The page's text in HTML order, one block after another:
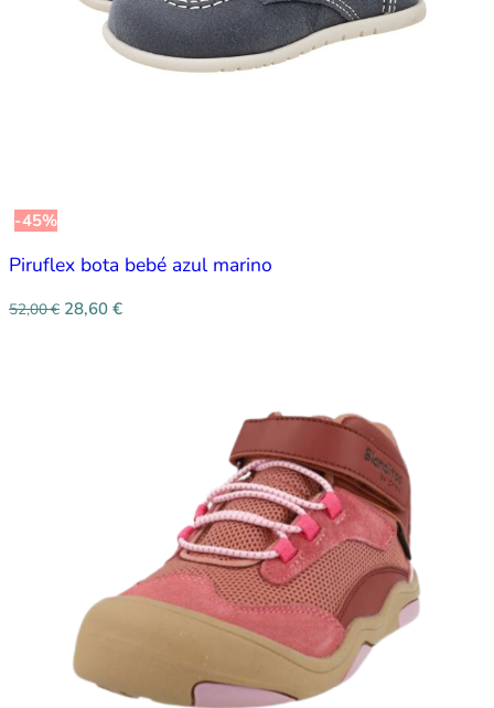
-45%
Piruflex bota bebé azul marino
52,00€ 28,60 €